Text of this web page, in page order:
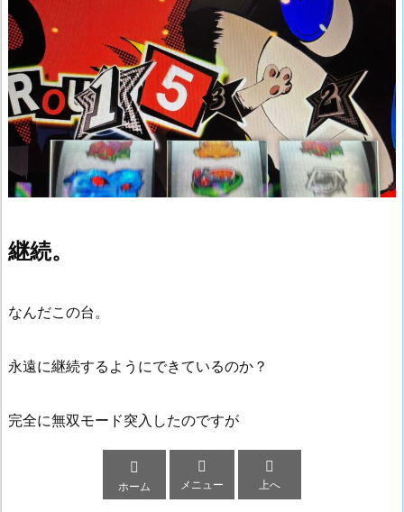
継続。
なんだこの台。
永遠に継続するようにできているのか？
完全に無双モード突入したのですが

ホーム

メニュー

上へ